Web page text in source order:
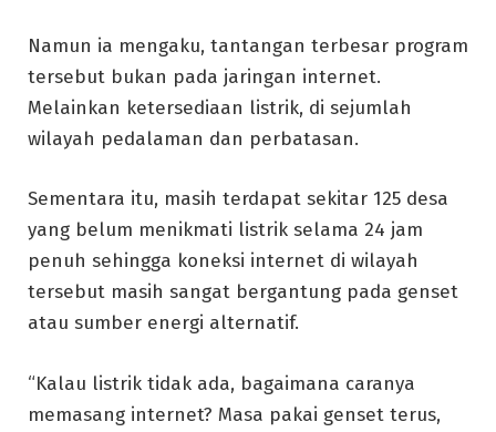
Namun ia mengaku, tantangan terbesar program
tersebut bukan pada jaringan internet.
Melainkan ketersediaan listrik, di sejumlah
wilayah pedalaman dan perbatasan.
Sementara itu, masih terdapat sekitar 125 desa
yang belum menikmati listrik selama 24 jam
penuh sehingga koneksi internet di wilayah
tersebut masih sangat bergantung pada genset
atau sumber energi alternatif.
“Kalau listrik tidak ada, bagaimana caranya
memasang internet? Masa pakai genset terus,